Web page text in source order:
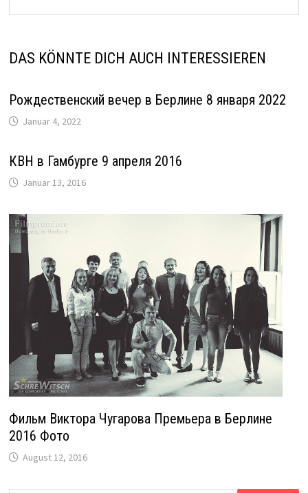
DAS KÖNNTE DICH AUCH INTERESSIEREN
Рождественский вечер в Берлине 8 января 2022
Januar 4, 2022
КВН в Гамбурге 9 апреля 2016
Januar 13, 2016
Фильм Виктора Чугарова Премьера в Берлине
2016 Фото
August 12, 2016